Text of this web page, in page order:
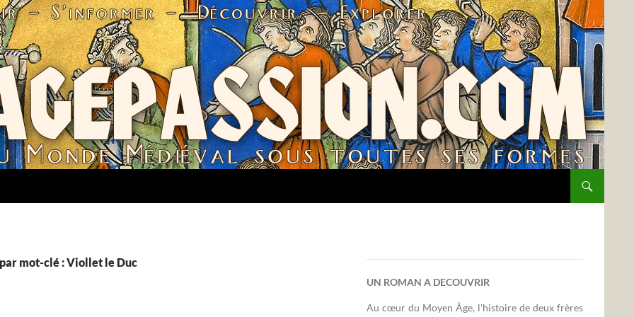
mot-clé : Viollet le Duc
UN ROMAN A DECOUVRIR
Au cœur du Moyen Âge, l'histoire de deux frères